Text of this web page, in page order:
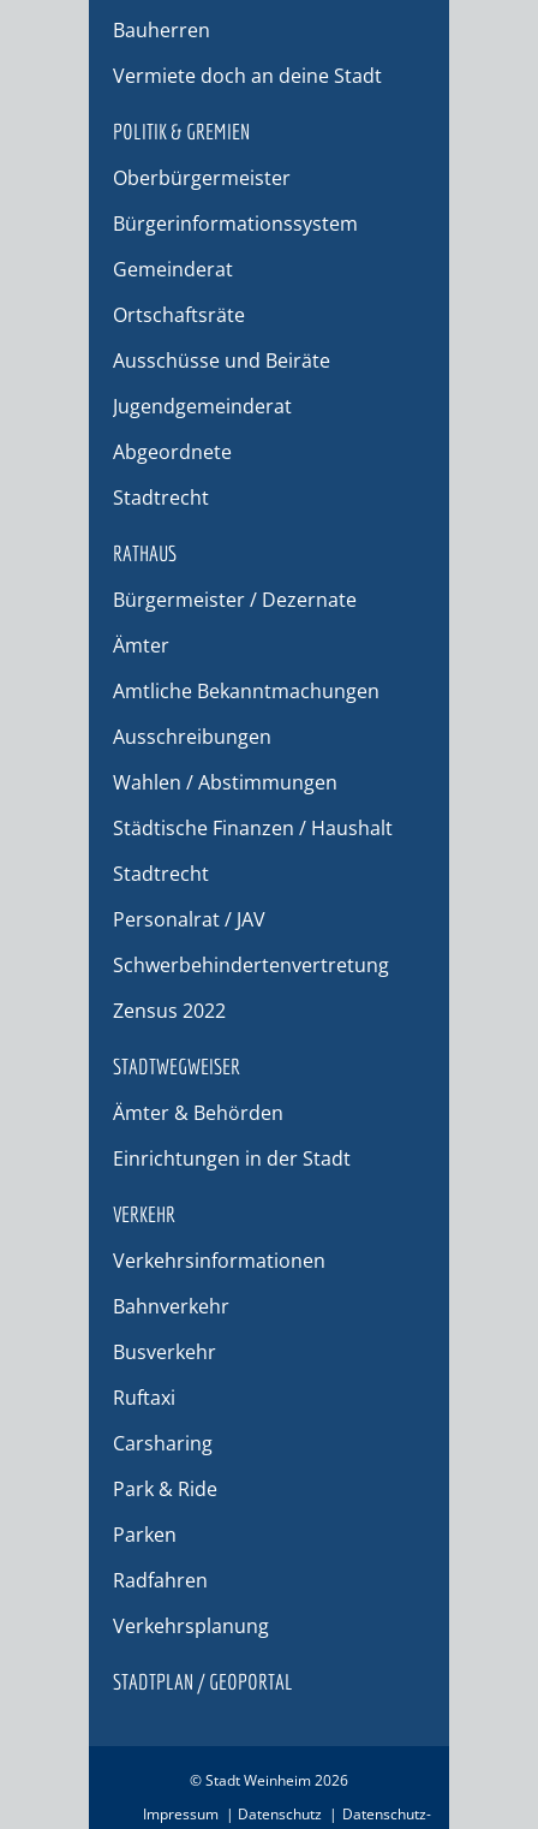
Bauherren
Vermiete doch an deine Stadt
POLITIK & GREMIEN
Oberbürgermeister
Bürgerinformationssystem
Gemeinderat
Ortschaftsräte
Ausschüsse und Beiräte
Jugendgemeinderat
Abgeordnete
Stadtrecht
RATHAUS
Bürgermeister / Dezernate
Ämter
Amtliche Bekanntmachungen
Ausschreibungen
Wahlen / Abstimmungen
Städtische Finanzen / Haushalt
Stadtrecht
Personalrat / JAV
Schwerbehindertenvertretung
Zensus 2022
STADTWEGWEISER
Ämter & Behörden
Einrichtungen in der Stadt
VERKEHR
Verkehrsinformationen
Bahnverkehr
Busverkehr
Ruftaxi
Carsharing
Park & Ride
Parken
Radfahren
Verkehrsplanung
STADTPLAN / GEOPORTAL
© Stadt Weinheim 2026
Impressum
Datenschutz
Datenschutz-